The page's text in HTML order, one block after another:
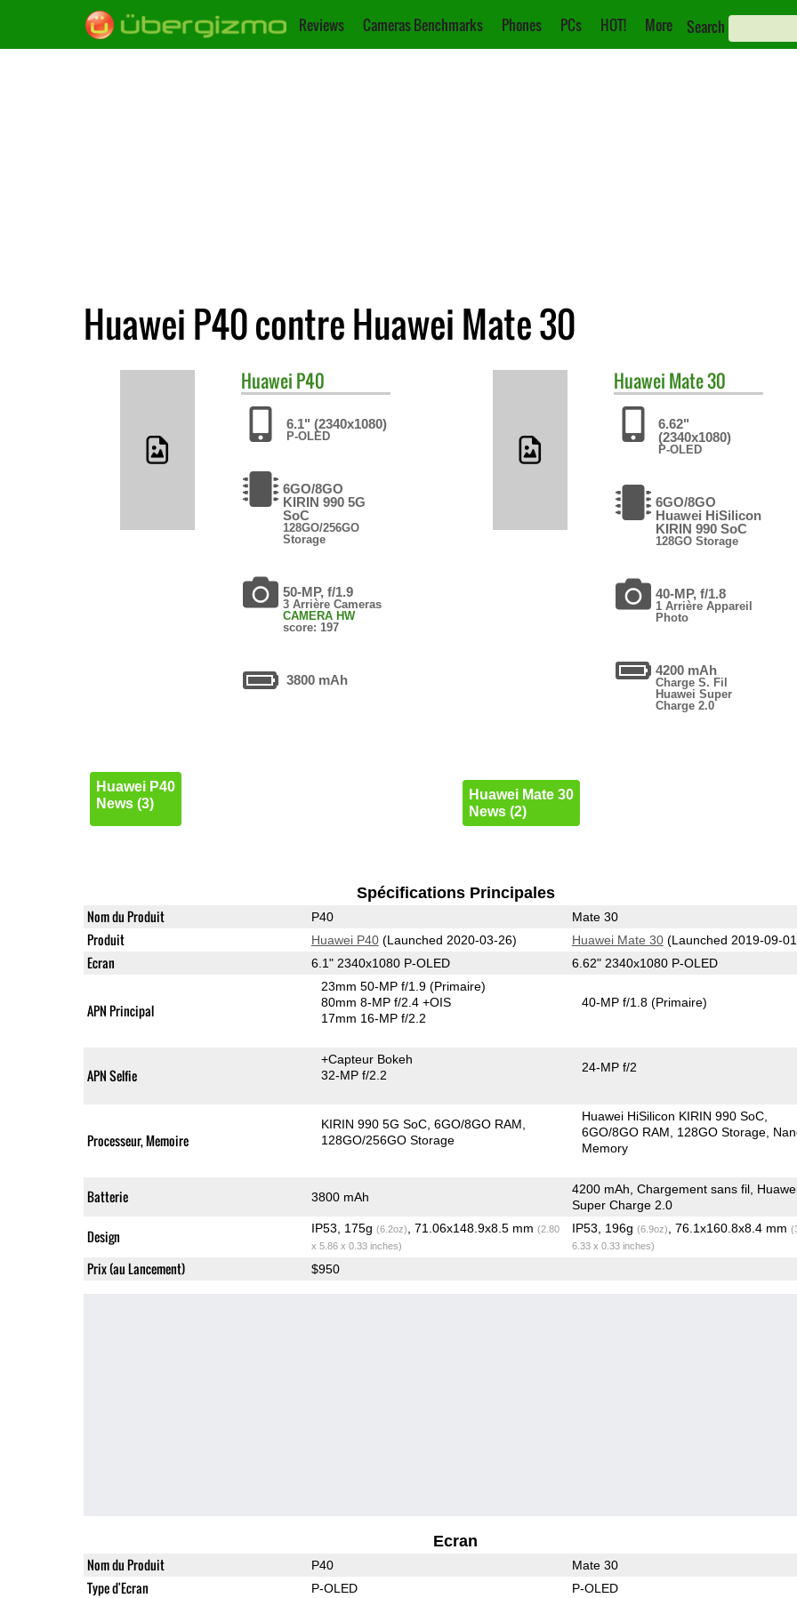
Reviews Cameras Benchmarks Phones PCs HOT! More Search
Huawei P40 contre Huawei Mate 30
Huawei P40
6.1" (2340x1080)
P-OLED
6GO/8GO
KIRIN 990 5G
SoC
128GO/256GO
Storage
50-MP, f/1.9
3 Arrière Cameras
CAMERA HW
score: 197
3800 mAh
Huawei P40
News (3)
Huawei Mate 30
6.62"
(2340x1080)
P-OLED
6GO/8GO
Huawei HiSilicon
KIRIN 990 SoC
128GO Storage
40-MP, f/1.8
1 Arrière Appareil
Photo
4200 mAh
Charge S. Fil
Huawei Super
Charge 2.0
Huawei Mate 30
News (2)
Spécifications Principales
Nom du Produit P40 Mate 30
Produit Huawei P40(Launched 2020-03-26) Huawei Mate 30(Launched 2019-09-
Ecran 6.1" 2340x1080 P-OLED 6.62" 2340x1080 P-OLED
APN Principal
23mm 50-MP f/1.9(Primaire)
80mm 8-MP f/2.4 +OIS
17mm 16-MP f/2.2
40-MP f/1.8(Primaire)
APN Selfie
+Capteur Bokeh
32-MP f/2.2
24-MP f/2
Processeur, Memoire
KIRIN 990 5G SoC 6GO/8GO RAM
128GO/256GO Storage
Huawei HiSilicon KIRIN 990 SoC
6GO/8GO RAM
128GO Storage
Memory
Batterie 3800 mAh
4200 mAh, Chargement sans fil,
Super Charge 2.0
Design IP53, 175g (6.2oz) , 71.06x148.9x8.5 mm (2.80
x 5.86 x 0.33 inches)
IP53, 196g (6.9oz) , 76.1x160.8x8.4 mm
6.33 x 0.33 inches)
Prix (au Lancement) $950
Ecran
Nom du Produit P40 Mate 30
Type d'Ecran P-OLED P-OLED